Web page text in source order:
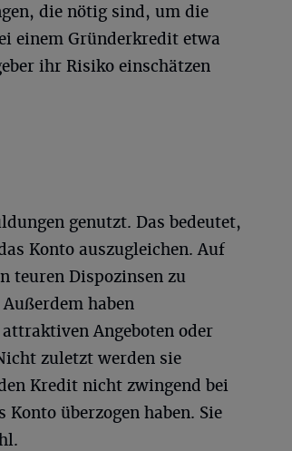
die nötig sind, um die
einem Gründerkredit etwa
ihr Risiko einschätzen
genutzt. Das bedeutet,
Konto auszugleichen. Auf
teuren Dispozinsen zu
Außerdem haben
Angeboten oder
zuletzt werden sie
Kredit nicht zwingend bei
überzogen haben. Sie